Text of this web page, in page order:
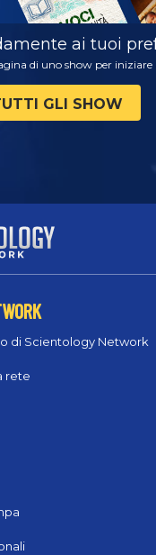
ai tuoi
di uno show per
GLI SHOW
di Scientology Network
rete